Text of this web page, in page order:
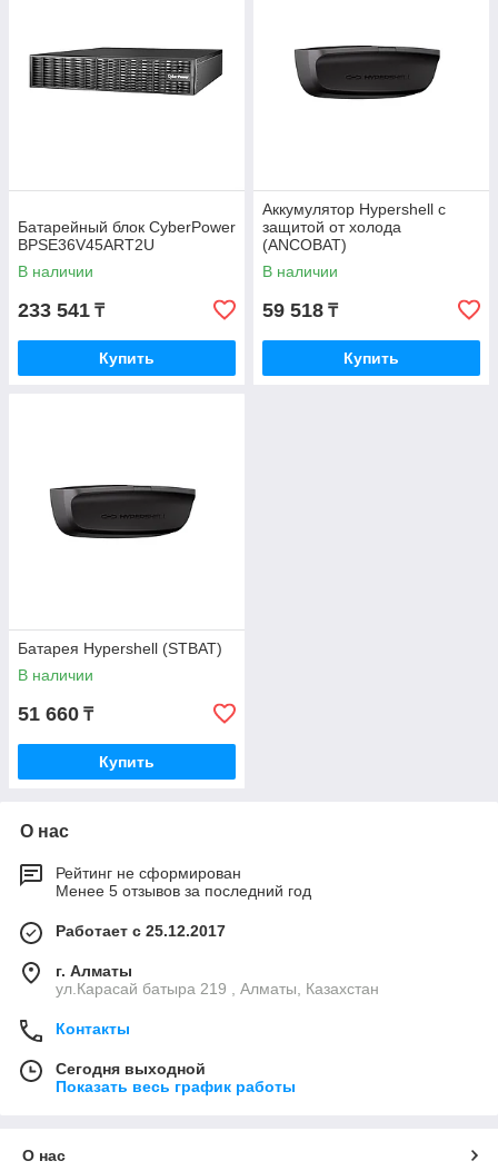
Батарейный блок CyberPower
BPSE36V45ART2U
В наличии
233 541 ₸
Купить
Аккумулятор Hypershell с
защитой от холода
(ANCOBAT)
В наличии
59 518 ₸
Купить
Батарея Hypershell (STBAT)
В наличии
51 660 ₸
Купить
О нас
Рейтинг не сформирован
Менее 5 отзывов за последний год
Работает с 25.12.2017
г. Алматы
ул.Карасай батыра 219 , Алматы, Казахстан
Контакты
Сегодня выходной
Показать весь график работы
О нас